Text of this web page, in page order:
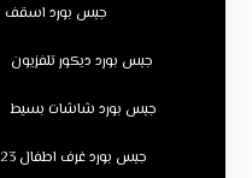
جبس بورد اسقف
جبس بورد ديكور تلفزيون
جبس بورد شاشات بسيط
جبس بورد غرف اطفال 2023